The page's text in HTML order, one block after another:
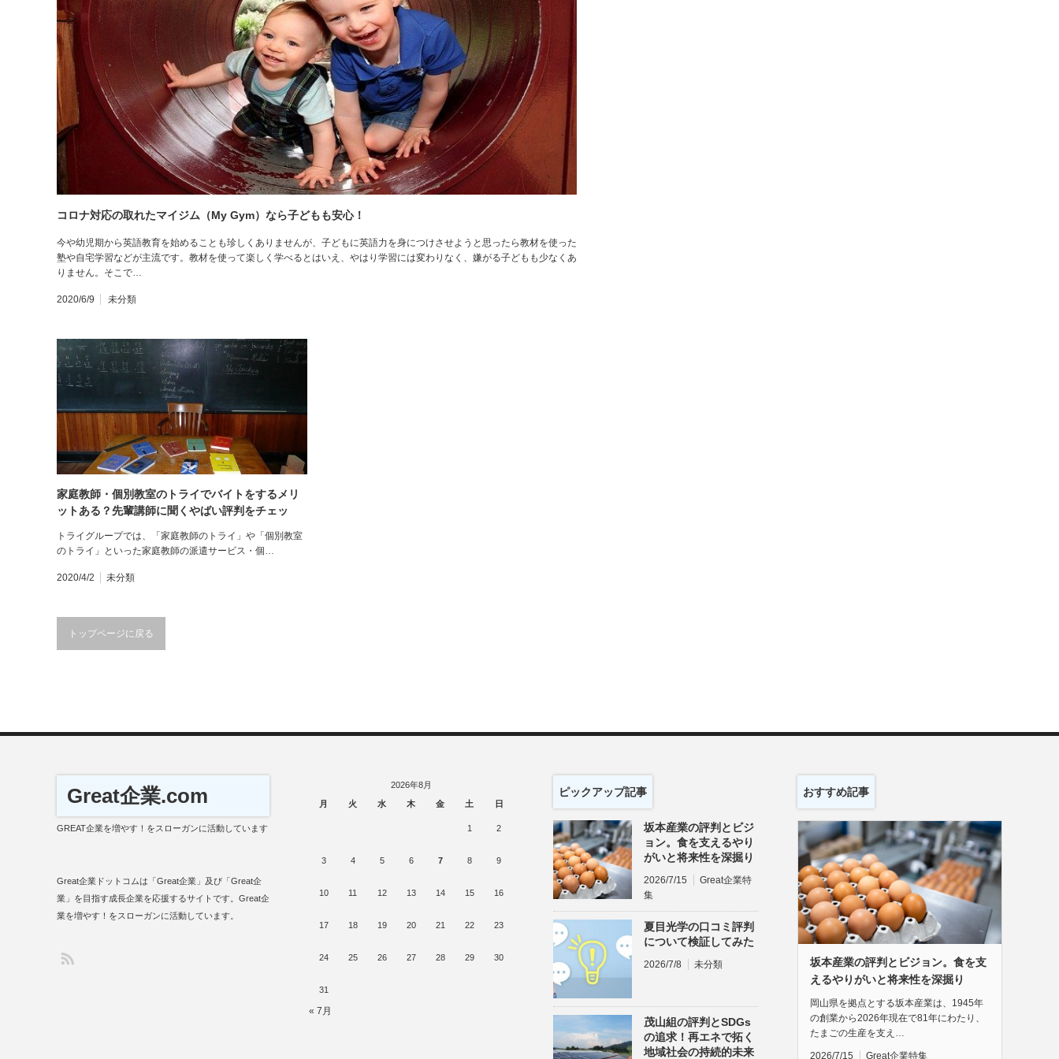
コロナ対応の取れたマイジム（My Gym）なら子どもも安心！
今や幼児期から英語教育を始めることも珍しくありませんが、子どもに英語力を身につけさせようと思ったら教材を使った
塾や自宅学習などが主流です。教材を使って楽しく学べるとはいえ、やはり学習には変わりなく、嫌がる子どもも少なくあ
りません。そこで…
2020/6/9 未分類
家庭教師・個別教室のトライでバイトをするメリ
ットある？先輩講師に聞くやばい評判をチェッ
トライグループでは、「家庭教師のトライ」や「個別教室
のトライ」といった家庭教師の派遣サービス・個…
2020/4/2 未分類
トップページに戻る
2026年8月
月
火 水 木 金 土 日
1 2
3 4 5 6 7 8 9
10 11 12 13 14 15 16
17 18 19 20 21 22 23
24 25 26 27 28 29 30
31
« 7月
ピックアップ記事
坂本産業の評判とビジ
ョン。食を支えるやり
がいと将来性を深掘り
2026/7/15
Great企業特
集
夏目光学の口コミ評判
について検証してみた
2026/7/8 未分類
茂山組の評判とSDGs
の追求！再エネで拓く
地域社会の持続的未来
おすすめ記事
坂本産業の評判とビジョン。食を支
えるやりがいと将来性を深掘り
岡山県を拠点とする坂本産業は、1945年
の創業から2026年現在で81年にわたり、
たまごの生産を支え…
2026/7/15 Great企業特集
Great企業.com
GREAT企業を増やす！をスローガンに活動しています
Great企業ドットコムは「Great企業」及び「Great企
業」を目指す成長企業を応援するサイトです。Great企
業を増やす！をスローガンに活動しています。